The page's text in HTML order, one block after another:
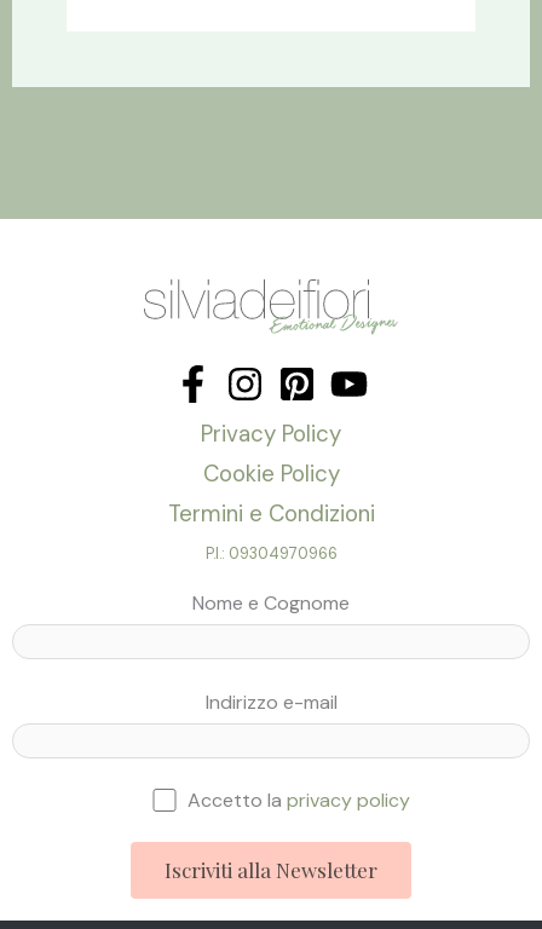
Privacy Policy
Cookie Policy
Termini e Condizioni
P.I.: 09304970966
Nome e Cognome
Indirizzo e-mail
Accetto laprivacy policy